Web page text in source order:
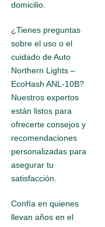
domicilio.
¿Tienes preguntas
sobre el uso o el
cuidado de Auto
Northern Lights –
EcoHash ANL-10B?
Nuestros expertos
están listos para
ofrecerte consejos y
recomendaciones
personalizadas para
asegurar tu
satisfacción.
Confía en quienes
llevan años en el